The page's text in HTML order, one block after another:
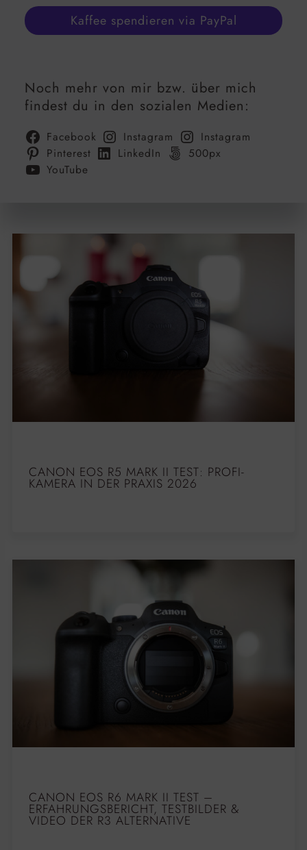
Kaffee spendieren via PayPal
Noch mehr von mir bzw. über mich
findest du in den sozialen Medien:
Facebook Instagram
Instagram
Pinterest
LinkedIn
500px
YouTube
CANON EOS R5 MARK II TEST: PROFI-
KAMERA IN DER PRAXIS 2026
CANON EOS R6 MARK II TEST –
ERFAHRUNGSBERICHT, TESTBILDER &
VIDEO DER R3 ALTERNATIVE